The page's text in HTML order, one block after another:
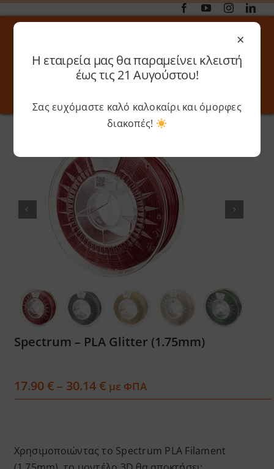
Μετάβαση
στο
Αναζήτηση
Toggle
Online 3D Printing
Outlet
Shop
Shop
Services
Academy
Επικοινωνία
Toggle
Λογαριασμός
Spectrum – PLA Glitter (1.75mm)
Spectrum – PLA Glitter (1.75mm)
17.90€ – 30.14€Price
range:
με ΦΠΑ
Χρησιμοποιώντας το Spectrum PLA Filament
×
Η εταιρεία μας θα παραμείνει κλειστή
έως τις 21 Αυγούστου!
Σας ευχόμαστε καλό καλοκαίρι και όμορφες
διακοπές!